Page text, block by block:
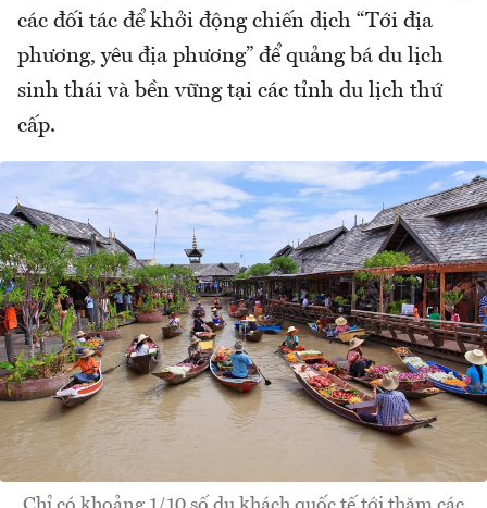
các đối tác để khởi động chiến dịch “Tới địa
phương, yêu địa phương” để quảng bá du lịch
sinh thái và bền vững tại các tỉnh du lịch thứ
cấp.